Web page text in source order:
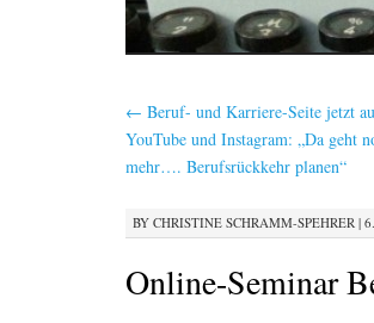
← Beruf- und Karriere-Seite jetzt
YouTube und Instagram: „Da geht
mehr…. Berufsrückkehr planen“
BY CHRISTINE SCHRAMM-SPEHRER |
Online-Seminar